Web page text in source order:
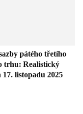
pátého třetího
trhu: Realistický
17. listopadu 2025